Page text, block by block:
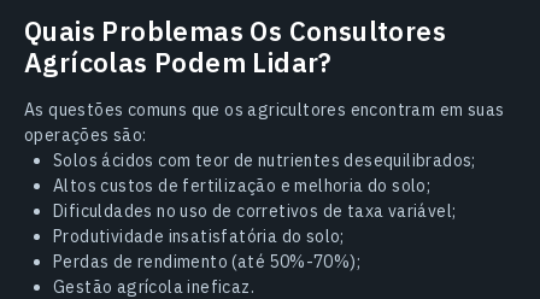
Quais Problemas Os Consultores
Agrícolas Podem Lidar?
As questões comuns que os agricultores encontram em suas
operações são:
Solos ácidos com teor de nutrientes desequilibrados;
Altos custos de fertilização e melhoria do solo;
Dificuldades no uso de corretivos de taxa variável;
Produtividade insatisfatória do solo;
Perdas de rendimento (até 50%-70%);
Gestão agrícola ineficaz.